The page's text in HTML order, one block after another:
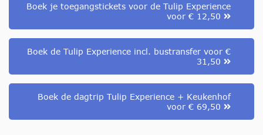
Boek je toegangstickets voor de Tulip Experience
voor € 12,50
Boek de Tulip Experience incl. bustransfer voor €
31,50
Boek de dagtrip Tulip Experience + Keukenhof
voor € 69,50